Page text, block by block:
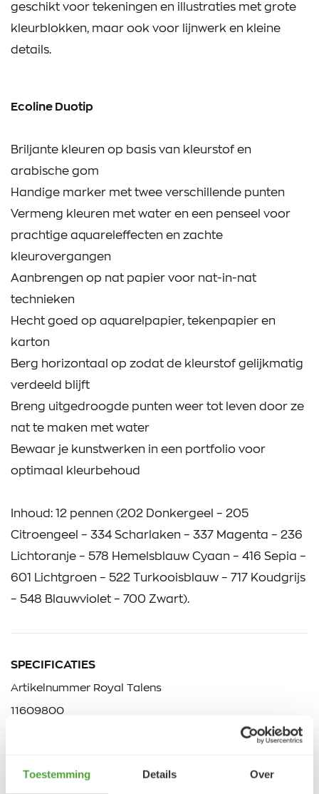
Toestemming Details Over
geschikt voor tekeningen en illustraties met grote
kleurblokken, maar ook voor lijnwerk en kleine
details.
Ecoline Duotip
Briljante kleuren op basis van kleurstof en
arabische gom
Handige marker met twee verschillende punten
Vermeng kleuren met water en een penseel voor
prachtige aquareleffecten en zachte
kleurovergangen
Aanbrengen op nat papier voor nat-in-nat
technieken
Hecht goed op aquarelpapier, tekenpapier en
karton
Berg horizontaal op zodat de kleurstof gelijkmatig
verdeeld blijft
Breng uitgedroogde punten weer tot leven door ze
nat te maken met water
Bewaar je kunstwerken in een portfolio voor
optimaal kleurbehoud
Inhoud: 12 pennen (202 Donkergeel – 205
Citroengeel – 334 Scharlaken – 337 Magenta – 236
Lichtoranje – 578 Hemelsblauw Cyaan – 416 Sepia –
601 Lichtgroen – 522 Turkooisblauw – 717 Koudgrijs
– 548 Blauwviolet – 700 Zwart).
SPECIFICATIES
Artikelnummer Royal Talens
11609800